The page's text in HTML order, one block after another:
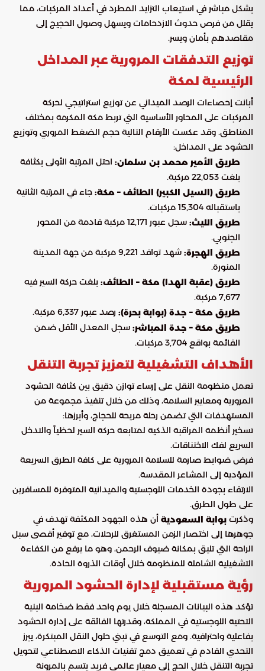
بشكل مباشر في استيعاب التزايد المطرد في أعداد المركبات، مما
يقلل من فرص حدوث الازدحامات ويسهل وصول الحجيج إلى
مقاصدهم بأمان ويسر.
توزيع التدفقات المرورية عبر المداخل
الرئيسية لمكة
أبانت إحصاءات الرصد الميداني عن توزيع استراتيجي لحركة
المركبات على المحاور الأساسية التي تربط مكة المكرمة بمختلف
المناطق. وقد عكست الأرقام التالية حجم الضغط المروري وتوزيع
الحشود على المداخل:
طريق الأمير محمد بن سلمان: احتل المرتبة الأولى بكثافة
بلغت 22,053 مركبة.
طريق (السيل الكبير) الطائف – مكة: جاء في المرتبة الثانية
باستقباله 15,304 مركبات.
طريق الليث:
سجل عبور 12,171 مركبة قادمة من المحور
الجنوبي.
طريق الهجرة:
شهد توافد 9,221 مركبة من جهة المدينة
المنورة.
طريق (عقبة الهدا) مكة – الطائف: بلغت حركة السير فيه
7,677 مركبة.
طريق مكة – جدة (بوابة بحرة): رصد عبور 6,337 مركبة.
طريق مكة – جدة المباشر: سجل المعدل الأقل ضمن
القائمة بواقع 3,704 مركبات.
الأهداف التشغيلية لتعزيز تجربة التنقل
تعمل منظومة النقل على إرساء توازن دقيق بين كثافة الحشود
المرورية ومعايير السلامة، وذلك من خلال تنفيذ مجموعة من
المستهدفات التي تضمن رحلة مريحة للحجاج، وأبرزها:
تسخير أنظمة المراقبة الذكية لمتابعة حركة السير لحظياً والتدخل
السريع لفك الاختناقات.
فرض ضوابط صارمة للسلامة المرورية على كافة الطرق السريعة
المؤدية إلى المشاعر المقدسة.
الارتقاء بجودة الخدمات اللوجستية والميدانية المتوفرة للمسافرين
على طول الطرق.
وذكرت بوابة السعودية أن هذه الجهود المكثفة تهدف في
جوهرها إلى اختصار الزمن المستغرق للرحلات، مع توفير أقصى سبل
الراحة التي تليق بمكانة ضيوف الرحمن، وهو ما يرفع من الكفاءة
التشغيلية الشاملة للمنظومة خلال أوقات الذروة الحادة.
رؤية مستقبلية لإدارة الحشود المرورية
تؤكد هذه البيانات المسجلة خلال يوم واحد فقط ضخامة البنية
التحتية اللوجستية في المملكة، وقدرتها الفائقة على إدارة الحشود
بفاعلية واحترافية. ومع التوسع في تبني حلول النقل المبتكرة، يبرز
التحدي القادم في تعميق دمج تقنيات الذكاء الاصطناعي لتحويل
تجربة التنقل خلال الحج إلى معيار عالمي فريد يتسم بالمرونة